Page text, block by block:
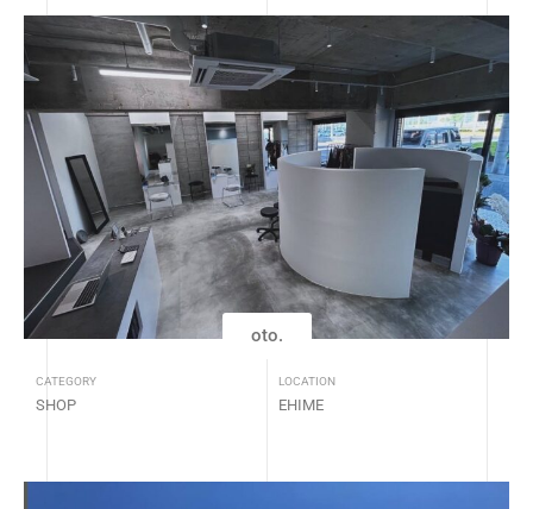
oto.
CATEGORY
SHOP
LOCATION
EHIME